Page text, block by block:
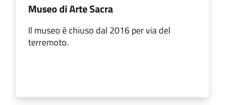
Museo di Arte Sacra
Il museo è chiuso dal 2016 per via del
terremoto.